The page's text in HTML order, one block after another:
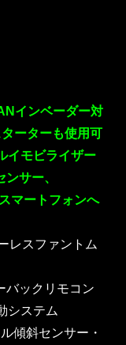
インベーダー対
ーターも使用可
イモビライザー
サー、
マートフォンへ
レスファントム
バックリモコン
システム
傾斜センサー・